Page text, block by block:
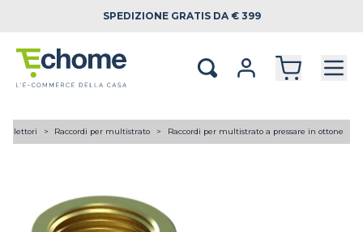
SPEDIZIONE GRATIS DA € 399
collettori Raccordi per multistrato Raccordi per multistrato a pressare in ottone